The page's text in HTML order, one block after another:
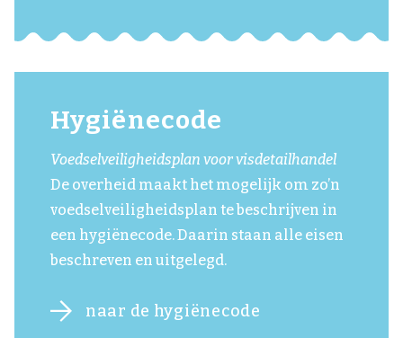
Hygiënecode
Voedselveiligheidsplan voor visdetailhandel
De overheid maakt het mogelijk om zo’n
voedselveiligheidsplan te beschrijven in
een hygiënecode. Daarin staan alle eisen
beschreven en uitgelegd.
naar de hygiënecode